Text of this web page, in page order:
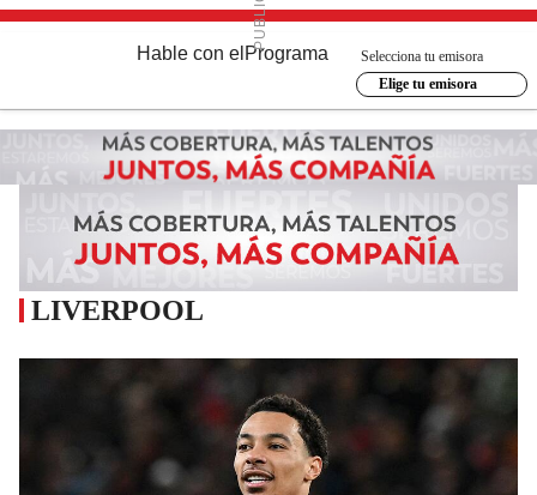
Hable con el Programa
Selecciona tu emisora
Elige tu emisora
LIVERPOOL